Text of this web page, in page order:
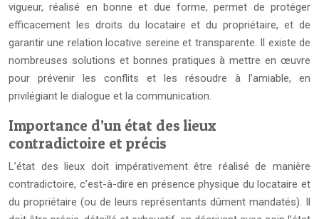
vigueur, réalisé en bonne et due forme, permet de protéger
efficacement les droits du locataire et du propriétaire, et de
garantir une relation locative sereine et transparente. Il existe de
nombreuses solutions et bonnes pratiques à mettre en œuvre
pour prévenir les conflits et les résoudre à l’amiable, en
privilégiant le dialogue et la communication.
Importance d’un état des lieux
contradictoire et précis
L’état des lieux doit impérativement être réalisé de manière
contradictoire, c’est-à-dire en présence physique du locataire et
du propriétaire (ou de leurs représentants dûment mandatés). Il